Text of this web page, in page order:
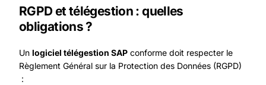
RGPD et télégestion : quelles
obligations ?
Un logiciel télégestion SAPconforme doit respecter le
Règlement Général sur la Protection des Données (RGPD)
: